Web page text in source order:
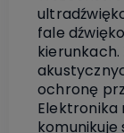
fale
ochronę
Elektronika
komunikuje